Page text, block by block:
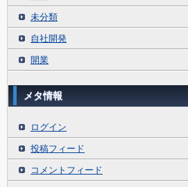
未分類
自社開発
開業
メタ情報
ログイン
投稿フィード
コメントフィード